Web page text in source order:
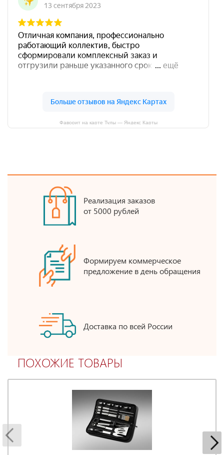
Фаворит на карте Тулы — Яндекс Карты
Реализация заказов
от 5000 рублей
Формируем коммерческое
предложение в день обращения
Доставка по всей России
ПОХОЖИЕ ТОВАРЫ